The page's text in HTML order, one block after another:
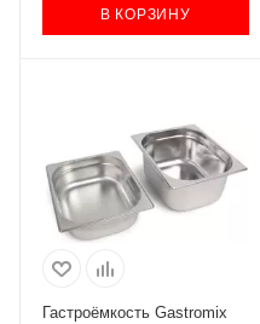
В КОРЗИНУ
Гастроёмкость Gastromix